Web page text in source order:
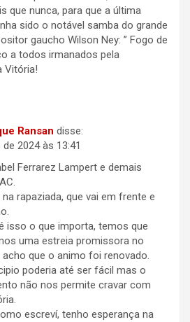
que nunca, para que a última
sido o notável samba do grande
gaucho Wilson Ney: ” Fogo de
a todos irmanados pela
Vitória!
Ransan disse:
2024 às 13:41
Ferrarez Lampert e demais
rapaziada, que vai em frente e
isso o que importa, temos que
uma estreia promissora no
que o animo foi renovado.
poderia até ser fácil mas o
não nos permite cravar com
escreví, tenho esperança na